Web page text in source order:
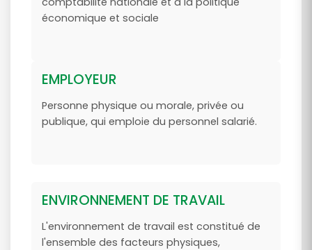
économique et sociale
EMPLOYEUR
Personne physique ou morale, privée ou
publique, qui emploie du personnel salarié.
ENVIRONNEMENT DE TRAVAIL
L'environnement de travail est constitué de
l'ensemble des facteurs physiques,